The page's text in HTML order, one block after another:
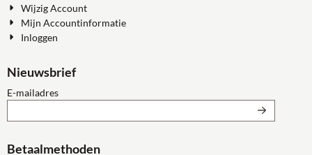
Wijzig Account
Mijn Accountinformatie
Inloggen
Nieuwsbrief
E-mailadresVul je e-mailadres in voor de nieuwsbrief
Betaalmethoden